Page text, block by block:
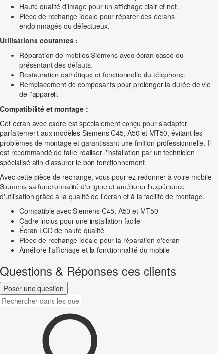
Haute qualité d'image pour un affichage clair et net.
Pièce de rechange idéale pour réparer des écrans
endommagés ou défectueux.
Utilisations courantes :
Réparation de mobiles Siemens avec écran cassé ou
présentant des défauts.
Restauration esthétique et fonctionnelle du téléphone.
Remplacement de composants pour prolonger la durée de vie
de l'appareil.
Compatibilité et montage :
Cet écran avec cadre est spécialement conçu pour s'adapter
parfaitement aux modèles Siemens C45, A50 et MT50, évitant les
problèmes de montage et garantissant une finition professionnelle. Il
est recommandé de faire réaliser l'installation par un technicien
spécialisé afin d'assurer le bon fonctionnement.
Avec cette pièce de rechange, vous pourrez redonner à votre mobile
Siemens sa fonctionnalité d'origine et améliorer l'expérience
d'utilisation grâce à la qualité de l'écran et à la facilité de montage.
Compatible avec Siemens C45, A50 et MT50
Cadre inclus pour une installation facile
Écran LCD de haute qualité
Pièce de rechange idéale pour la réparation d'écran
Améliore l'affichage et la fonctionnalité du mobile
Questions & Réponses des clients
Poser une question